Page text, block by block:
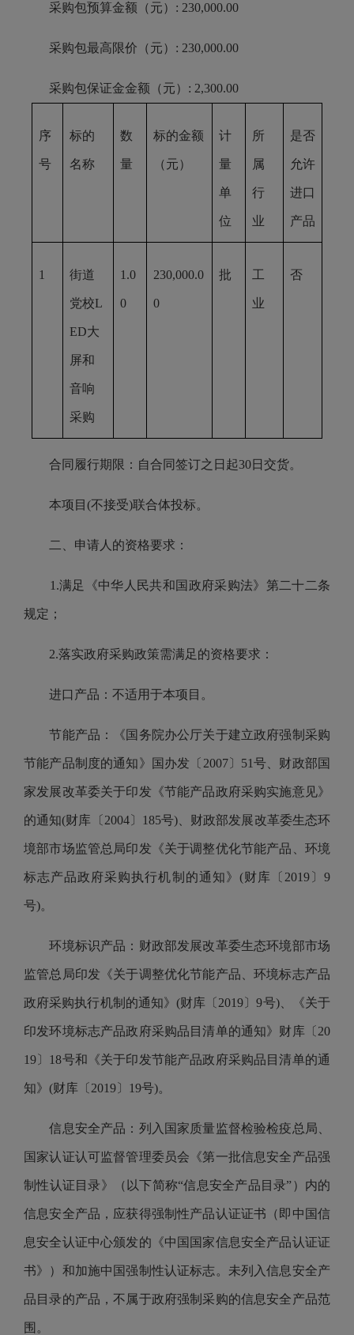
采购包预算金额（元）: 230,000.00
采购包最高限价（元）: 230,000.00
采购包保证金金额（元）: 2,300.00
序
号
标的
名称
数
量
标的金额
（元）
计
量
单
位
所
属
行
业
是否
允许
进口
产品
1 街道
党校L
ED大
屏和
音响
采购
1.0
0
230,000.0
0
批 工
业
否
合同履行期限：自合同签订之日起30日交货。
本项目(不接受)联合体投标。
二、申请人的资格要求：
1.满足《中华人民共和国政府采购法》第二十二条
规定；
2.落实政府采购政策需满足的资格要求：
进口产品：不适用于本项目。
节能产品：《国务院办公厅关于建立政府强制采购
节能产品制度的通知》国办发〔2007〕51号、财政部国
家发展改革委关于印发《节能产品政府采购实施意见》
的通知(财库〔2004〕185号)、财政部发展改革委生态环
境部市场监管总局印发《关于调整优化节能产品、环境
标志产品政府采购执行机制的通知》(财库〔2019〕9
号)。
环境标识产品：财政部发展改革委生态环境部市场
监管总局印发《关于调整优化节能产品、环境标志产品
政府采购执行机制的通知》(财库〔2019〕9号)、《关于
印发环境标志产品政府采购品目清单的通知》财库〔20
19〕18号和《关于印发节能产品政府采购品目清单的通
知》(财库〔2019〕19号)。
信息安全产品：列入国家质量监督检验检疫总局、
国家认证认可监督管理委员会《第一批信息安全产品强
制性认证目录》（以下简称“信息安全产品目录”）内的
信息安全产品，应获得强制性产品认证证书（即中国信
息安全认证中心颁发的《中国国家信息安全产品认证证
书》）和加施中国强制性认证标志。未列入信息安全产
品目录的产品，不属于政府强制采购的信息安全产品范
围。